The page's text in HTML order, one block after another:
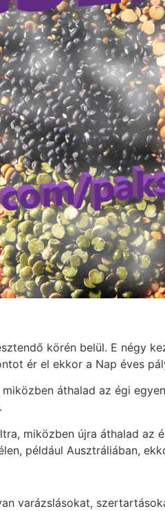
körén belül. E négy
ér el ekkor a Nap éves
áthalad az égi
miközben újra áthalad az
például Ausztráliában,
varázslásokat,